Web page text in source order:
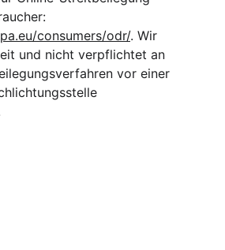
consumers/odr/. Wir
und nicht verpflichtet an
vor einer